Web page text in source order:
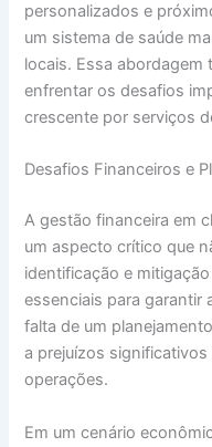
personalizados e
um sistema de saúde
locais. Essa abordagem
enfrentar os desafios
crescente por serviços
Desafios Financeiros e
A gestão financeira em
um aspecto crítico que
identificação e
essenciais para garantir
falta de um
a prejuízos
operações.
Em um cenário